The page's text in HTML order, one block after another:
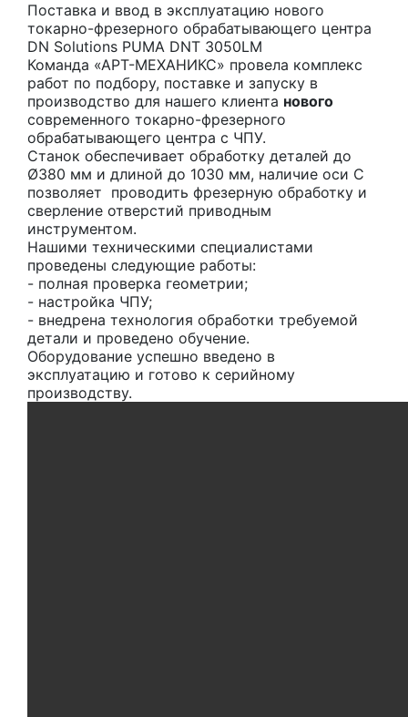
Поставка и ввод в эксплуатацию нового
токарно-фрезерного обрабатывающего центра
DN Solutions PUMA DNT 3050LM
Команда «АРТ-МЕХАНИКС» провела комплекс
работ по подбору, поставке и запуску в
производство для нашего клиента нового
современного токарно-фрезерного
обрабатывающего центра с ЧПУ.
Станок обеспечивает обработку деталей до
Ø380 мм и длиной до 1030 мм, наличие оси С
позволяет проводить фрезерную обработку и
сверление отверстий приводным
инструментом.
Нашими техническими специалистами
проведены следующие работы:
- полная проверка геометрии;
- ⁠настройка ЧПУ;
- ⁠внедрена технология обработки требуемой
детали и проведено обучение.
Оборудование успешно введено в
эксплуатацию и готово к серийному
производству.